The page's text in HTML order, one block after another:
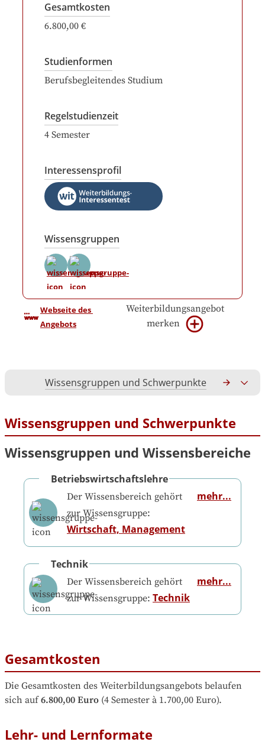
Gesamtkosten
6.800,00 €
Studienformen
Berufsbegleitendes Studium
Regelstudienzeit
4 Semester
Interessensprofil
Wissensgruppen
Webseite des
Angebots
Weiterbildungsangebot
merken
Wissensgruppen und Schwerpunkte
Wissensgruppen und Schwerpunkte
Wissensgruppen und Wissensbereiche
Betriebswirtschaftslehre
Der Wissensbereich gehört
zur Wissensgruppe:
Wirtschaft, Management
mehr...
Technik
Der Wissensbereich gehört
zur Wissensgruppe: Technik
mehr...
Gesamtkosten
Die Gesamtkosten des Weiterbildungsangebots belaufen
sich auf 6.800,00 Euro (4 Semester à 1.700,00 Euro).
Lehr- und Lernformate